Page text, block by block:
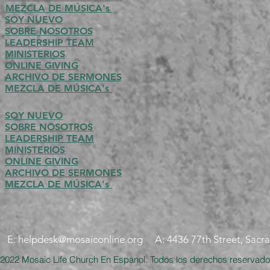
MEZCLA DE MÚSICA's
SOY NUEVO
SOBRE NOSOTROS
LEADERSHIP TEAM
MINISTERIOS
ONLINE GIVING
ARCHIVO DE SERMONES
MEZCLA DE MÚSICA's
SOY NUEVO
SOBRE NOSOTROS
LEADERSHIP TEAM
MINISTERIOS
ONLINE GIVING
ARCHIVO DE SERMONES
MEZCLA DE MÚSICA's
E:helpdesk@mosaiconline.org A: 4436 77th Street,
Mosaic Life Church En Espanol. Todos los derechos